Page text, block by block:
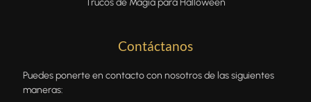
Contáctanos
Puedes ponerte en contacto con nosotros de las siguientes
maneras:
Trucos de Magia para Halloween